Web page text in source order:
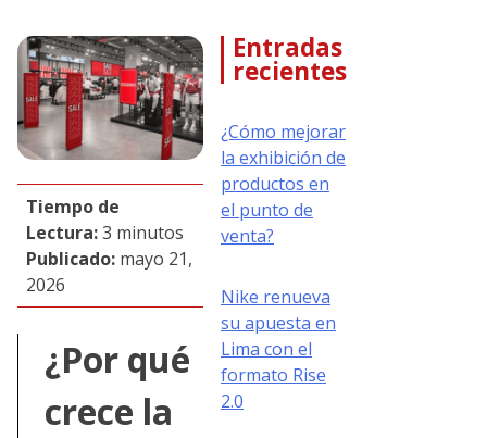
Tiempo de
Lectura:3 minutos
Publicado: mayo 21,
2026
¿Por qué
crece la
Entradas
recientes
¿Cómo mejorar
la exhibición de
productos en
el punto de
venta?
Nike renueva
su apuesta en
Lima con el
formato Rise
2.0